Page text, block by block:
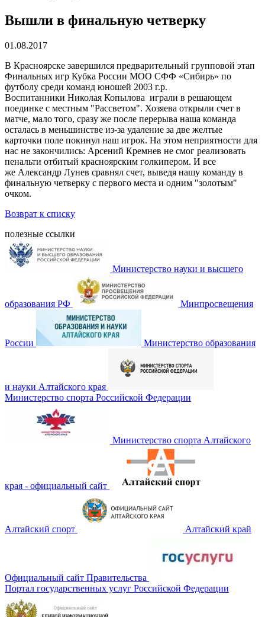
Вышли в финальную четверку
01.08.2017
В Красноярске завершился предварительный групповой этап
Финальных игр Кубка России МОО СФФ «Сибирь» по
футболу среди команд юношей 2003 г.р.
Воспитанники Николая Копылова играли в решающем
поединке с местным "Рассветом". Хозяева открыли счет в
матче, мало того, сразу же после перерыва наша команда
осталась в меньшинстве из-за удаление за две желтые
карточки поле покинул наш игрок. На этом неприятности для
нас не закончились: Арсений Кремнев не смог реализовать
пенальти отбитый красноярским голкипером. И все
же Александр Лунев сравнял счет, выведя нашу команду в
финальную четверку с первого места и одним "золотым"
очком.
Возврат к списку
полезные ссылки
Министерство науки и высшего
образования РФ Минпросвещения
России Министерство образования
и науки Алтайского края
Министерство спорта Российской Федерации
Министерство спорта Алтайского
края - официальный сайт
Алтайский спорт Алтайский край
Официальный сайт Правительства
Портал государственных услуг Российской Федерации